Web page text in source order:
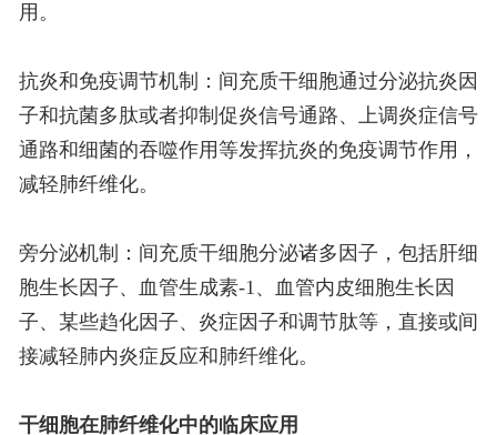
用。
抗炎和免疫调节机制：间充质干细胞通过分泌抗炎因
子和抗菌多肽或者抑制促炎信号通路、上调炎症信号
通路和细菌的吞噬作用等发挥抗炎的免疫调节作用，
减轻肺纤维化。
旁分泌机制：间充质干细胞分泌诸多因子，包括肝细
胞生长因子、血管生成素-1、血管内皮细胞生长因
子、某些趋化因子、炎症因子和调节肽等，直接或间
接减轻肺内炎症反应和肺纤维化。
干细胞在肺纤维化中的临床应用